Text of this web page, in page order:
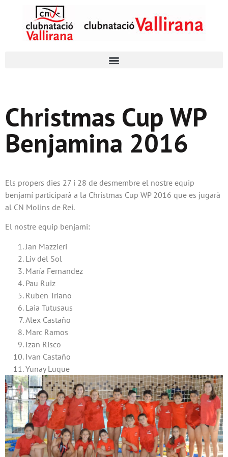
Christmas Cup WP
Benjamina 2016
Els propers dies 27 i 28 de desmembre el nostre equip
benjamí participarà a la Christmas Cup WP 2016 que es jugarà
al CN Molins de Rei.
El nostre equip benjami:
Jan Mazzieri
Liv del Sol
María Fernandez
Pau Ruiz
Ruben Triano
Laia Tutusaus
Alex Castaño
Marc Ramos
Izan Risco
Ivan Castaño
Yunay Luque